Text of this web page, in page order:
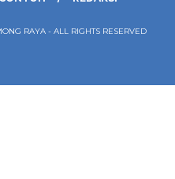
RAYA - ALL RIGHTS RESERVED